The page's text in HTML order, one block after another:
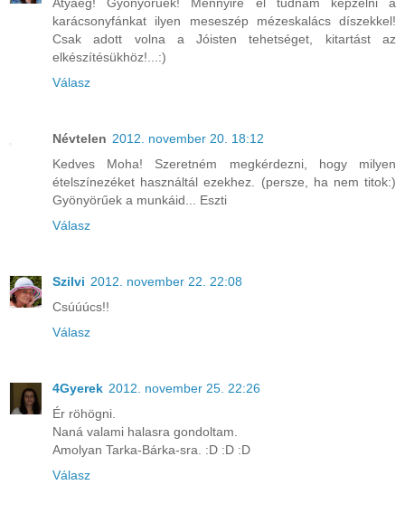
karácsonyfánkat ilyen meseszép mézeskalács díszekkel!
Csak adott volna a Jóisten tehetséget, kitartást az
elkészítésükhöz!...:)
Válasz
Névtelen 2012. november 20. 18:12
Kedves Moha! Szeretném megkérdezni, hogy milyen
ételszínezéket használtál ezekhez. (persze, ha nem titok:)
Gyönyörűek a munkáid... Eszti
Válasz
Szilvi 2012. november 22. 22:08
Csúúúcs!!
Válasz
4Gyerek 2012. november 25. 22:26
Ér röhögni.
Naná valami halasra gondoltam.
Amolyan Tarka-Bárka-sra. :D :D :D
Válasz